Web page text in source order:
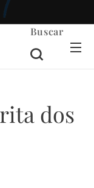
Buscar
dos